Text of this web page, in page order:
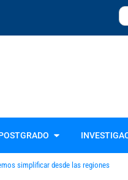
simplificar desde las regiones